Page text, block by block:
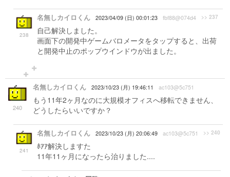
238
名無しカイロくん 2023/04/09 (日) 00:01:23 fbf88@074d4 >> 237
自己解決しました。
画面下の開発中ゲームバロメータをタップすると、出荷
と開発中止のポップウインドウが出ました。
240
名無しカイロくん 2023/10/23 (月) 19:46:11 ac103@5c751
もう11年2ヶ月なのに大規模オフィスへ移転できません、
どうしたらいいですか？
241
名無しカイロくん 2023/10/23 (月) 20:06:49 ac103@5c751 >> 240
ﾎｱｱ解決しますた
11年11ヶ月になったら治りました....